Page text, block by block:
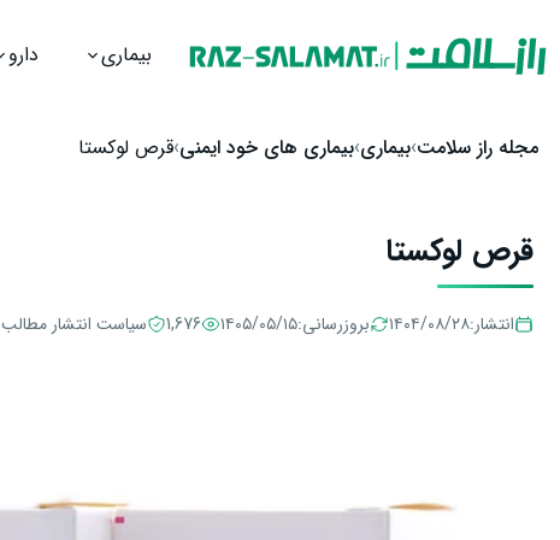
بیماری دارو
مجله راز سلامت بیماری بیماری های خود ایمنی قرص لوکستا
قرص لوکستا
انتشار:۱۴۰۴/۰۸/۲۸ بروزرسانی:۱۴۰۵/۰۵/۱۵ 1,676 سیاست انتشار مطالب